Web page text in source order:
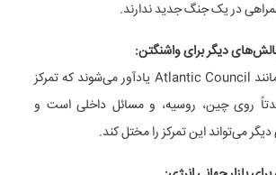
در یک جنگ جدید ندارند.
رسانه‌های تحلیلی مانند Atlantic Council یادآور می‌شوند که تمرکز
روی چین، روسیه، و مسائل داخلی است و
می‌تواند این تمرکز را مختل کند.